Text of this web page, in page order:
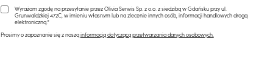
Wyrażam zgodę na przesyłanie przez Olivia Serwis Sp. z o.o. z siedzibą w Gdańsku przy ul.
Grunwaldzkiej 472C, w imieniu własnym lub na zlecenie innych osób, informacji handlowych drogą
elektroniczną.*
Prosimy o zapoznanie się z nasząinformacją dotyczącą przetwarzania danych osobowych.